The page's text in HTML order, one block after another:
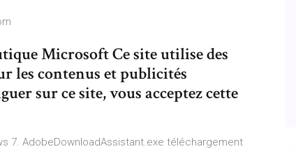
Microsoft Ce site utilise des
les contenus et publicités
sur ce site, vous acceptez cette
7. AdobeDownloadAssistant.exe téléchargement